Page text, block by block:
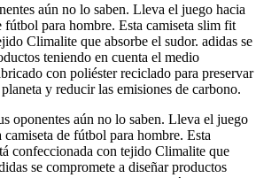
aún no lo saben. Lleva el juego hacia
fútbol para hombre. Esta camiseta slim fit
Climalite que absorbe el sudor. adidas se
teniendo en cuenta el medio
con poliéster reciclado para preservar
y reducir las emisiones de carbono.
oponentes aún no lo saben. Lleva el juego
camiseta de fútbol para hombre. Esta
confeccionada con tejido Climalite que
se compromete a diseñar productos